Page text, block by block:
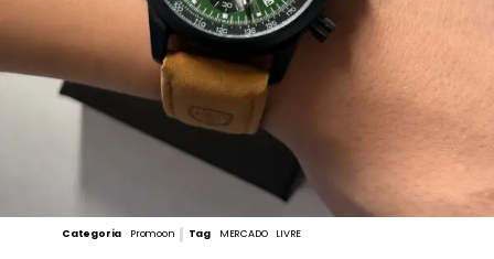
Categoria Promoon Tag MERCADO LIVRE